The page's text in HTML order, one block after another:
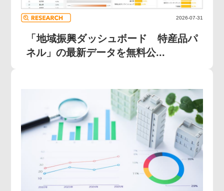
2026-07-31
「地域振興ダッシュボード 特産品パ
ネル」の最新データを無料公...